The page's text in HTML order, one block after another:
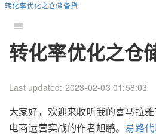
转化率优化之仓储备货
转化率优化之仓
Last updated: 2023-02-03 01:58:03
大家好，欢迎来收听我的喜马拉
电商运营实战的作者旭鹏。易路